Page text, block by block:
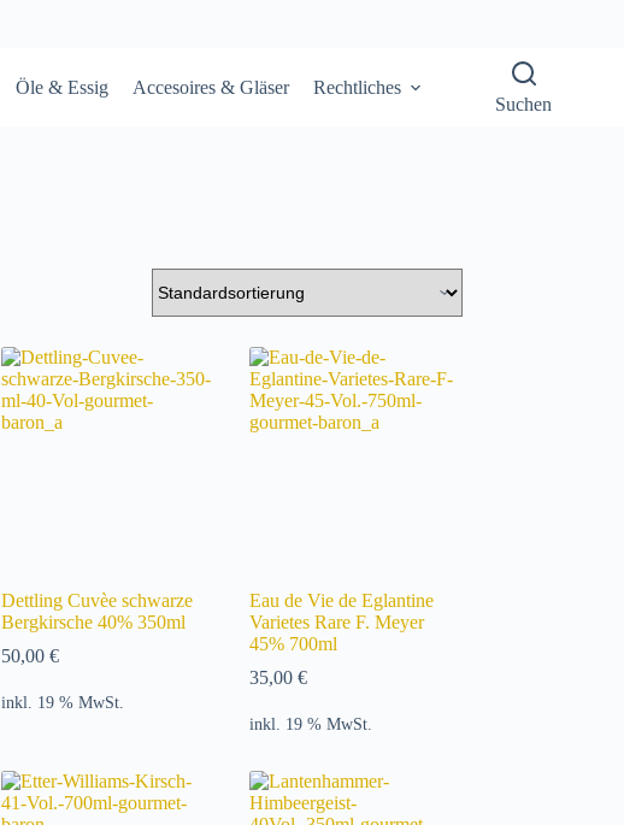
Öle & Essig Accesoires & Gläser
Rechtliches
Suchen
Dettling Cuvèe schwarze
Bergkirsche 40% 350ml
50,00 €
inkl. 19 % MwSt.
Eau de Vie de Eglantine
Varietes Rare F. Meyer
45% 700ml
35,00 €
inkl. 19 % MwSt.